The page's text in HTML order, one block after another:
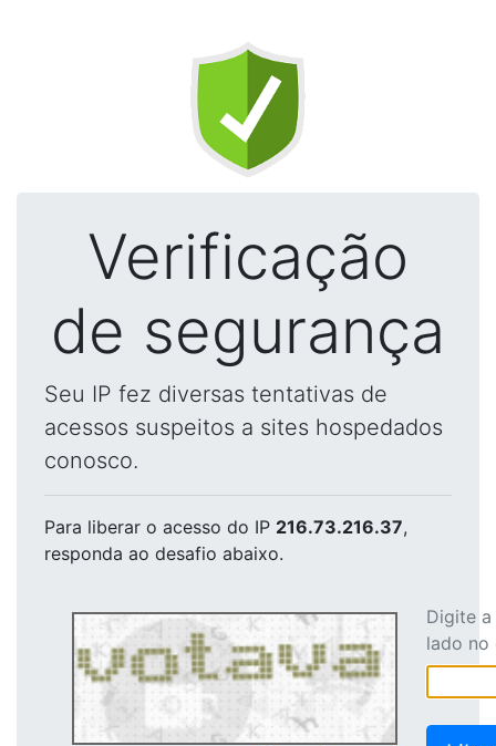
Verificação
de segurança
Seu IP fez diversas tentativas de
acessos suspeitos a sites hospedados
conosco.
Para liberar o acesso do IP 216.73.216.37,
responda ao desafio abaixo.
Digite
lado no